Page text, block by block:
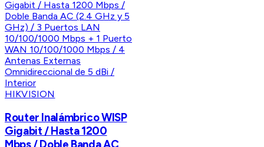
HIKVISION
Router Inalámbrico WISP
Gigabit / Hasta 1200
Mbps / Doble Banda AC